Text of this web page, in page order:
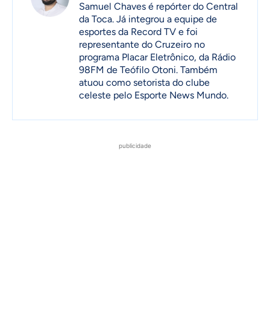
Samuel Chaves é repórter do Central
da Toca. Já integrou a equipe de
esportes da Record TV e foi
representante do Cruzeiro no
programa Placar Eletrônico, da Rádio
98FM de Teófilo Otoni. Também
atuou como setorista do clube
celeste pelo Esporte News Mundo.
publicidade